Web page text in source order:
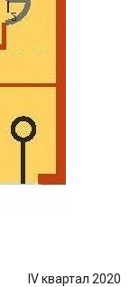
IV квартал 2020